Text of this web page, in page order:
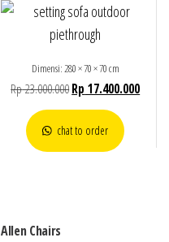
Dimensi: 280 × 70 × 70 cm
Rp23.000.000Rp 17.400.000
chat to order
Allen Chairs